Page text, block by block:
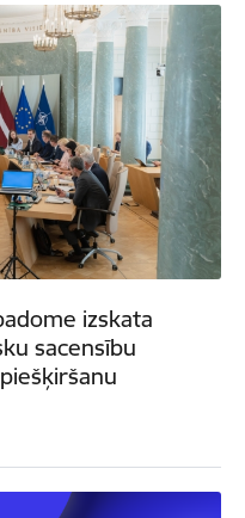
izskata
sacensību